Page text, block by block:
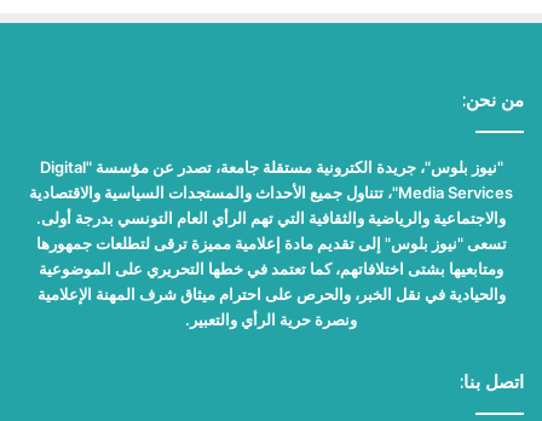
من نحن:
"نيوز بلوس"، جريدة الكترونية مستقلة جامعة، تصدر عن مؤسسة "Digital
Media Services"، تتناول جميع الأحداث والمستجدات السياسية والاقتصادية
والاجتماعية والرياضية والثقافية التي تهم الرأي العام التونسي بدرجة أولى.
تسعى "نيوز بلوس" إلى تقديم مادة إعلامية مميزة ترقى لتطلعات جمهورها
ومتابعيها بشتى اختلافاتهم، كما تعتمد في خطها التحريري على الموضوعية
والحيادية في نقل الخبر، والحرص على احترام ميثاق شرف المهنة الإعلامية
ونصرة حرية الرأي والتعبير.
اتصل بنا: